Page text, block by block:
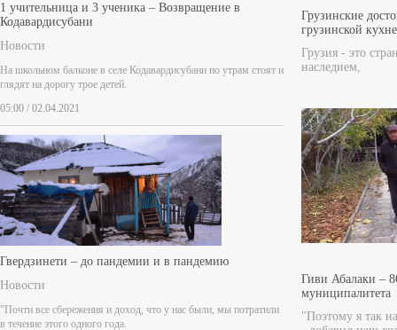
Грузинские
грузинской
Грузия - это
наследием,
Гиви Абалаки –
муниципалитета
"Поэтому я так
1 учительница и 3 ученика – Возвращение в
Кодавардисубани
Новости
На школьном балконе в селе Кодавардисубани по утрам стоят и
глядят на дорогу трое детей.
05:00 / 02.04.2021
Гвердзинети – до пандемии и в пандемию
Новости
"Почти все сбережения и доход, что у нас были, мы потратили
в течение этого одного года.